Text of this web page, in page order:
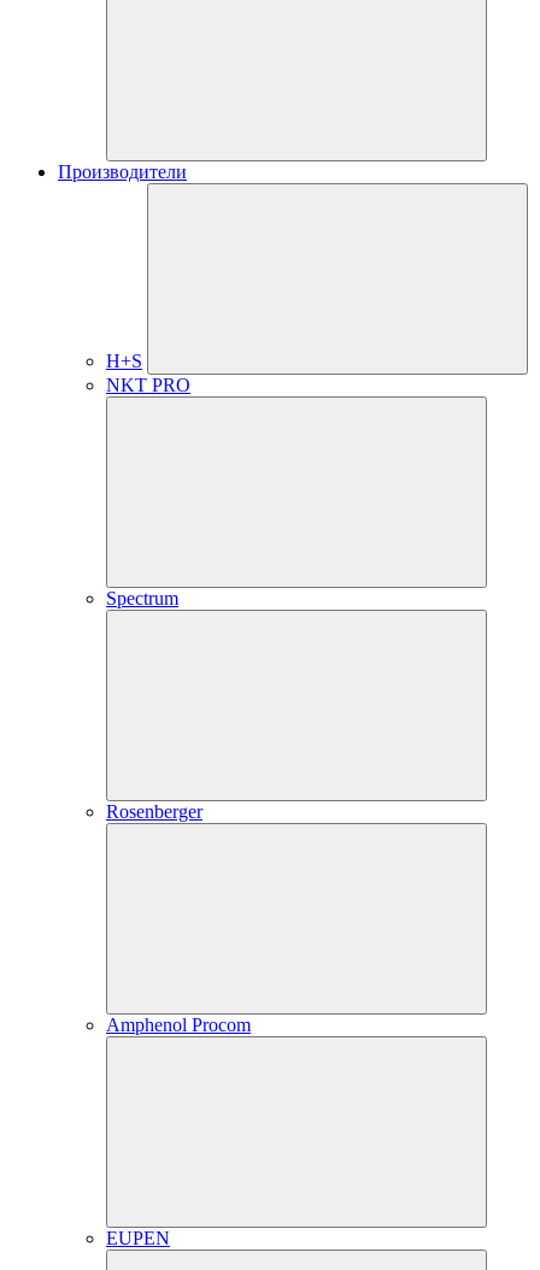
Производители
H+S
NKT PRO
Spectrum
Rosenberger
Amphenol Procom
EUPEN